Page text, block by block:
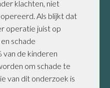
klachten, niet
Als blijkt dat
operatie juist op
schade
van de kinderen
om schade te
van dit onderzoek is